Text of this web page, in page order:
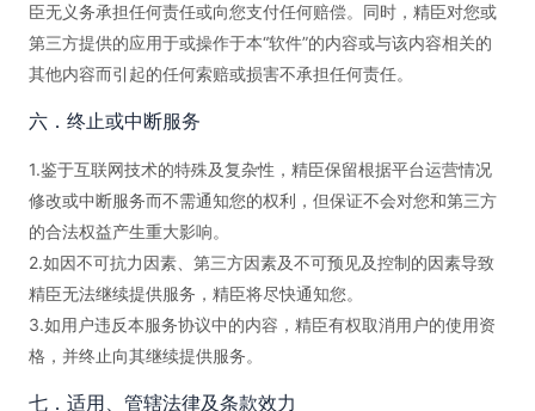
臣无义务承担任何责任或向您支付任何赔偿。同时，精臣对您或
第三方提供的应用于或操作于本“软件”的内容或与该内容相关的
其他内容而引起的任何索赔或损害不承担任何责任。
六．终止或中断服务
1.鉴于互联网技术的特殊及复杂性，精臣保留根据平台运营情况
修改或中断服务而不需通知您的权利，但保证不会对您和第三方
的合法权益产生重大影响。
2.如因不可抗力因素、第三方因素及不可预见及控制的因素导致
精臣无法继续提供服务，精臣将尽快通知您。
3.如用户违反本服务协议中的内容，精臣有权取消用户的使用资
格，并终止向其继续提供服务。
七．适用、管辖法律及条款效力